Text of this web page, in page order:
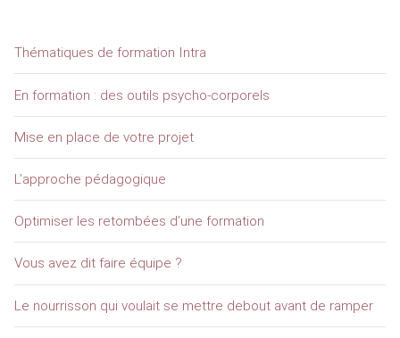
Thématiques de formation Intra
En formation : des outils psycho-corporels
Mise en place de votre projet
L’approche pédagogique
Optimiser les retombées d’une formation
Vous avez dit faire équipe ?
Le nourrisson qui voulait se mettre debout avant de ramper